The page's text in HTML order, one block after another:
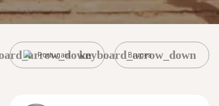
Portugais Bruges
keyboard_arrow_down